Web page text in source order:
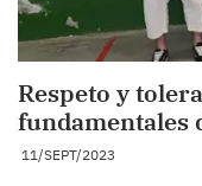
Respeto y
fundamentales
11/SEPT/2023